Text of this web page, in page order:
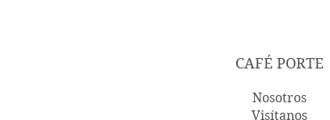
CAFÉ PORTE
Nosotros
Visítanos